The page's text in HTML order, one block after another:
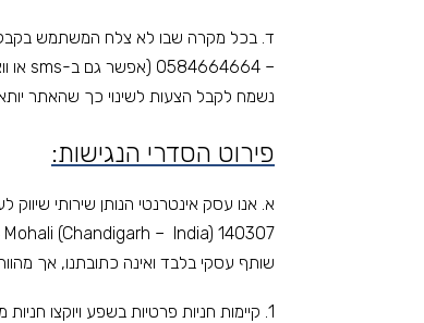
ד. בכל מקרה שבו לא צלח המשתמש
– 0584664664 (אפשר גם ב-sms או ווצאפ) או הדואר האלקטרוני –
נשמח לקבל הצעות לשינוי כך שהאתר
פירוט הסדרי הנגישות:
שותף עסקי בלבד ואינה כתובתנו, אך
1. קיימות חניות פרטיות בשפע ויוקצו